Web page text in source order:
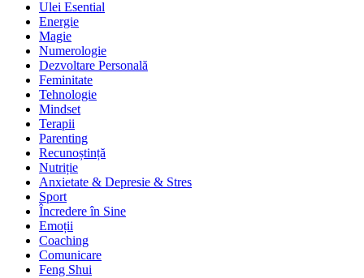
Ulei Esential
Energie
Magie
Numerologie
Dezvoltare Personală
Feminitate
Tehnologie
Mindset
Terapii
Parenting
Recunoștință
Nutriție
Anxietate & Depresie & Stres
Sport
Încredere în Sine
Emoții
Coaching
Comunicare
Feng Shui